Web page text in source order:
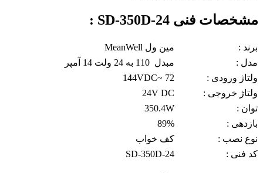
مشخصات فنی SD-350D-24 :
برند :
مین ول MeanWell
مدل :
مبدل 110 به 24 ولت 14 آمپر
ولتاژ ورودی :
72 ~144VDC
ولتاژ خروجی :
24V DC
توان :
350.4W
بازدهی :
89%
نوع نصب :
کف خواب
کد فنی :
SD-350D-24